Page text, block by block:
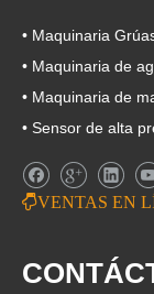
• Maquinaria
• Maquinaria de
• Maquinaria de
• Sensor de alta
VENTAS EN